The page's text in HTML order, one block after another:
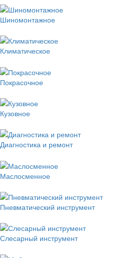
Шиномонтажное
Климатическое
Покрасочное
Кузовное
Диагностика и ремонт
Маслосменное
Пневматический инструмент
Слесарный инструмент